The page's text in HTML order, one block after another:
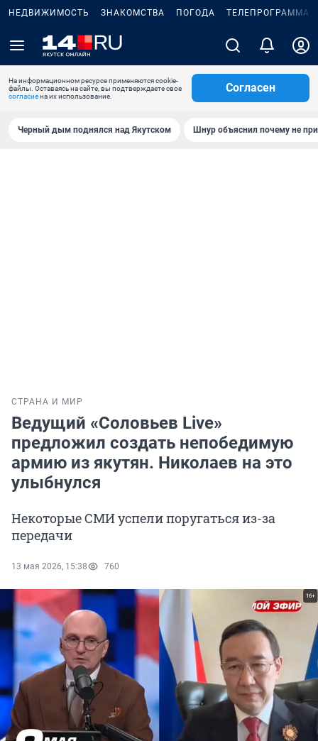
НЕДВИЖИМОСТЬ ЗНАКОМСТВА ПОГОДА ТЕЛЕПРОГРАММА
На информационном ресурсе применяются cookie-
файлы. Оставаясь на сайте, вы подтверждаете свое
согласиена их использование.
Согласен
Черный дым поднялся над Якутском Шнур объяснил почему не
СТРАНА И МИР
Ведущий «Соловьев Live»
предложил создать непобедимую
армию из якутян. Николаев на это
улыбнулся
Некоторые СМИ успели поругаться из-за
передачи
13 мая 2026, 15:38 760